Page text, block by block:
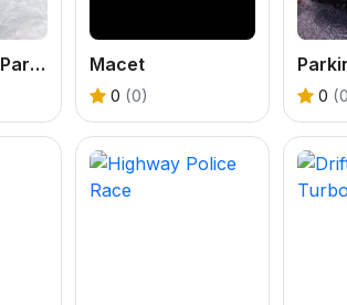
Off Road Car Parking 4x4 Macet
0 (0) 0